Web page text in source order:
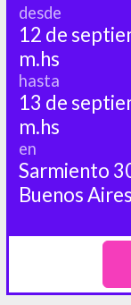
desde
12 de
m.hs
hasta
13 de
m.hs
en
Sarmiento
Buenos Aires